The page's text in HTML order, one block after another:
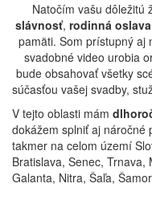
Natočím vašu dôležitú
slávnosť, rodinná oslava
pamäti. Som prístupný aj
svadobné video urobia
bude obsahovať všetky
súčasťou vašej svadby,
V tejto oblasti mám
dokážem splniť aj náročné
takmer na celom území
Bratislava, Senec, Trnava,
Galanta, Nitra, Šaľa,